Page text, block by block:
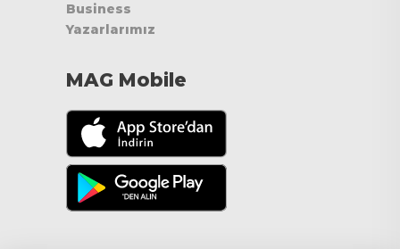
Business
Yazarlarımız
MAG Mobile